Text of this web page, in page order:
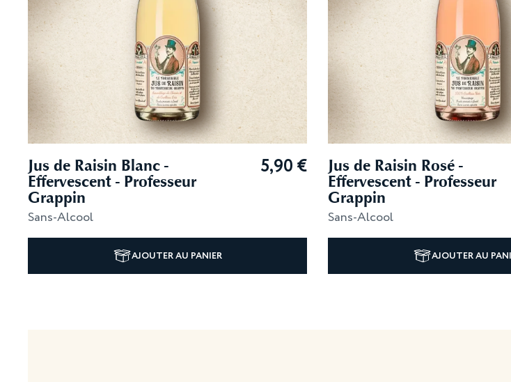
Jus de Raisin Blanc -
Effervescent - Professeur
Grappin
Sans-Alcool
5,90€
AJOUTER AU PANIER
Jus de Raisin Rosé -
Effervescent - Professeur
Grappin
Sans-Alcool
AJOUTER AU